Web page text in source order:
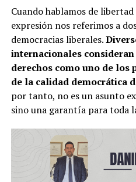
Cuando hablamos de
expresión nos referimos a
democracias liberales.
internacionales
derechos como uno de los
de la calidad democrática
por tanto, no es un asunto
sino una garantía para toda